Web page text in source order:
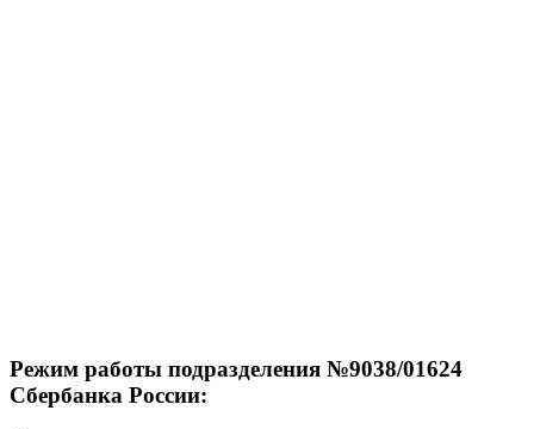
Режим работы подразделения №9038/01624
Сбербанка России: